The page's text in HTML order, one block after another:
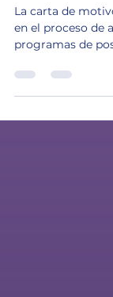
motivos
La carta de
programas de